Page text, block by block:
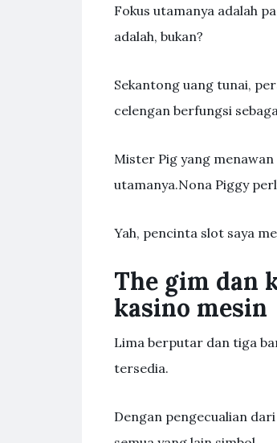
Fokus utamanya adalah
adalah, bukan?
Sekantong uang tunai,
celengan berfungsi
Mister Pig yang
utamanya.Nona Piggy
Yah, pencinta slot saya
The gim dan
kasino mesin
Lima berputar dan tiga
tersedia.
Dengan pengecualian